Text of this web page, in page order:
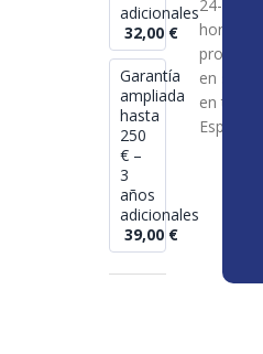
adicionales
32,00 €
Garantía
ampliada
hasta
250
€ –
3
años
adicionales
39,00 €
24-72
horas en
productos
en stock
en toda
España